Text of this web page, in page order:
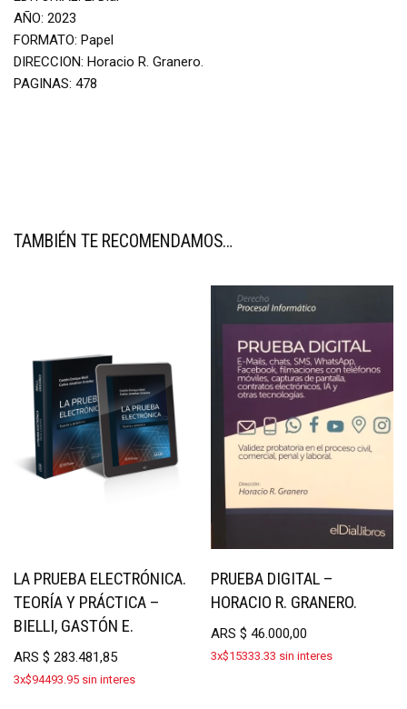
AÑO: 2023
FORMATO: Papel
DIRECCION: Horacio R. Granero.
PAGINAS: 478
TAMBIÉN TE RECOMENDAMOS…
LA PRUEBA ELECTRÓNICA.
TEORÍA Y PRÁCTICA –
BIELLI, GASTÓN E.
ARS $ 283.481,85
3x$94493.95 sin interes
PRUEBA DIGITAL –
HORACIO R. GRANERO.
ARS$ 46.000,00
3x$15333.33 sin interes